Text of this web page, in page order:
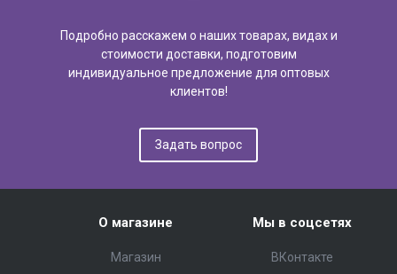
Подробно расскажем о наших товарах, видах и
стоимости доставки, подготовим
индивидуальное предложение для оптовых
клиентов!
Задать вопрос
О магазине
Магазин
Мы в соцсетях
ВКонтакте